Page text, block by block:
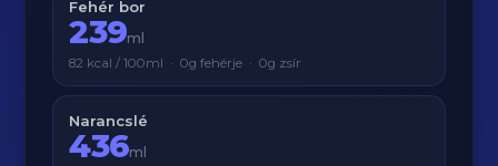
Fehér bor
239ml
82 kcal / 100ml · 0g fehérje · 0g zsír
Narancslé
436ml